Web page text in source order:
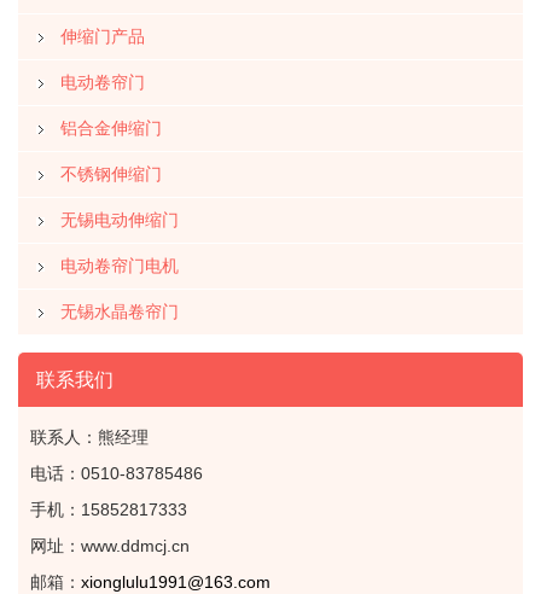
伸缩门产品
电动卷帘门
铝合金伸缩门
不锈钢伸缩门
无锡电动伸缩门
电动卷帘门电机
无锡水晶卷帘门
联系我们
联系人：熊经理
电话：0510-83785486
手机：15852817333
网址：www.ddmcj.cn
邮箱： xionglulu1991@163.com